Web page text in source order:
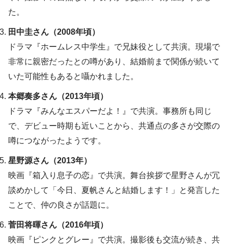
た。
田中圭さん（2008年頃）
ドラマ『ホームレス中学生』で兄妹役として共演。現場で
非常に親密だったとの噂があり、結婚前まで関係が続いて
いた可能性もあると囁かれました。
本郷奏多さん（2013年頃）
ドラマ『みんなエスパーだよ！』で共演。事務所も同じ
で、デビュー時期も近いことから、共通点の多さが交際の
噂につながったようです。
星野源さん（2013年）
映画『箱入り息子の恋』で共演。舞台挨拶で星野さんが冗
談めかして「今日、夏帆さんと結婚します！」と発言した
ことで、仲の良さが話題に。
菅田将暉さん（2016年頃）
映画『ピンクとグレー』で共演。撮影後も交流が続き、共